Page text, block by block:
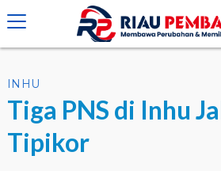
crossorigin="anonymous">
INHU
Tiga PNS di Inhu
Tipikor